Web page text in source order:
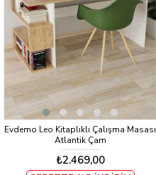
Evdemo Leo Kitaplıklı Çalışma Masası
Atlantik Çam
₺2.469,00